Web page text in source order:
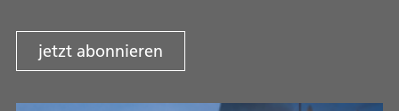
jetzt abonnieren